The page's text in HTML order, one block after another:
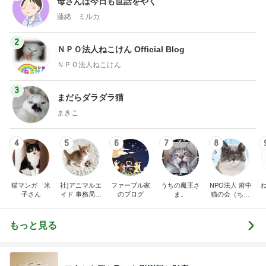
藤緒 ミルカ
2
ＮＰＯ法人ねこけん Official Blog
ＮＰＯ法人ねこけん
3
まだらダラダラ猫
まきこ
4
猫マンガ 米
子さん
5
社)アニマルエ
イド 事務局＆
6
ファーブル家
のブログ
7
うちの魔王さ
ま。
8
NPO法人 府中
猫の会（ちゅ
もっと見る